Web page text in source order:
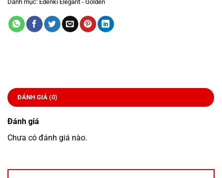
Danh mục: Edenki Elegant - Golden
ĐÁNH GIÁ (0)
Đánh giá
Chưa có đánh giá nào.